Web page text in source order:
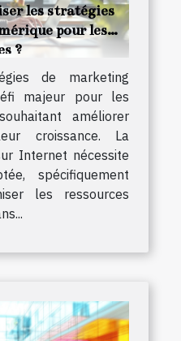
les stratégies
pour les
?
de marketing
majeur pour les
améliorer
croissance. La
Internet nécessite
spécifiquement
les ressources